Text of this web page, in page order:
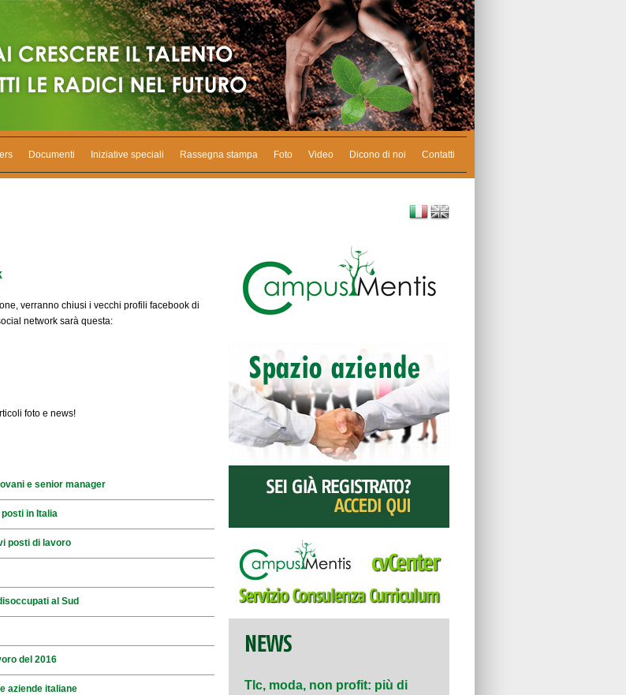
Documenti Iniziative speciali Rassegna stampa Foto Video Dicono di noi Contatti
verranno chiusi i vecchi profili facebook di
network sarà questa:
foto e news!
e senior manager
in Italia
posti di lavoro
al Sud
del 2016
aziende italiane Tlc, moda, non profit: più di